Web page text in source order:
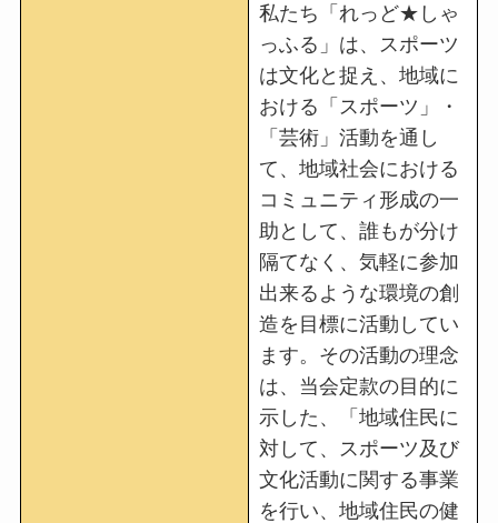
私たち「れっど★しゃ
っふる」は、スポーツ
は文化と捉え、地域に
おける「スポーツ」・
「芸術」活動を通し
て、地域社会における
コミュニティ形成の一
助として、誰もが分け
隔てなく、気軽に参加
出来るような環境の創
造を目標に活動してい
ます。その活動の理念
は、当会定款の目的に
示した、「地域住民に
対して、スポーツ及び
文化活動に関する事業
を行い、地域住民の健